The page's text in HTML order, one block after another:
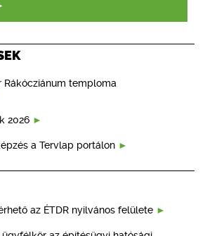
Rákócziánum temploma
2026
a Tervlap portálon
az ÉTDR nyilvános felülete